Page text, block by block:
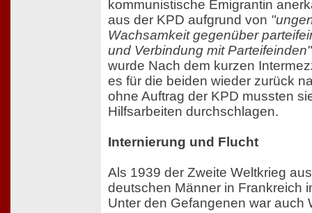
kommunistische Emigrantin
aus der KPD aufgrund von
Wachsamkeit gegenüber
und Verbindung mit Parteifeinden"
wurde Nach dem kurzen
es für die beiden wieder zurück
ohne Auftrag der KPD mussten
Hilfsarbeiten durchschlagen.
Internierung und Flucht
Als 1939 der Zweite Weltkrieg
deutschen Männer in Frankreich
Unter den Gefangenen war auch